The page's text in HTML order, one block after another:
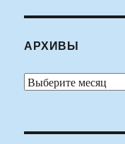
АРХИВЫ
Архивы